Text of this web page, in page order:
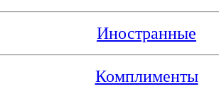
Иностранные
Комплименты